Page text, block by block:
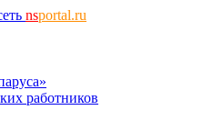
nsportal.ru
работников